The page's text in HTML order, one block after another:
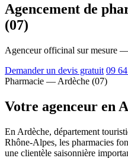
Agencement de
(07)
Agenceur officinal sur mesure
Demander un devis gratuit 09
Pharmacie — Ardèche (07)
Votre agenceur en
En Ardèche, département
Rhône-Alpes, les pharmacies
une clientèle saisonnière